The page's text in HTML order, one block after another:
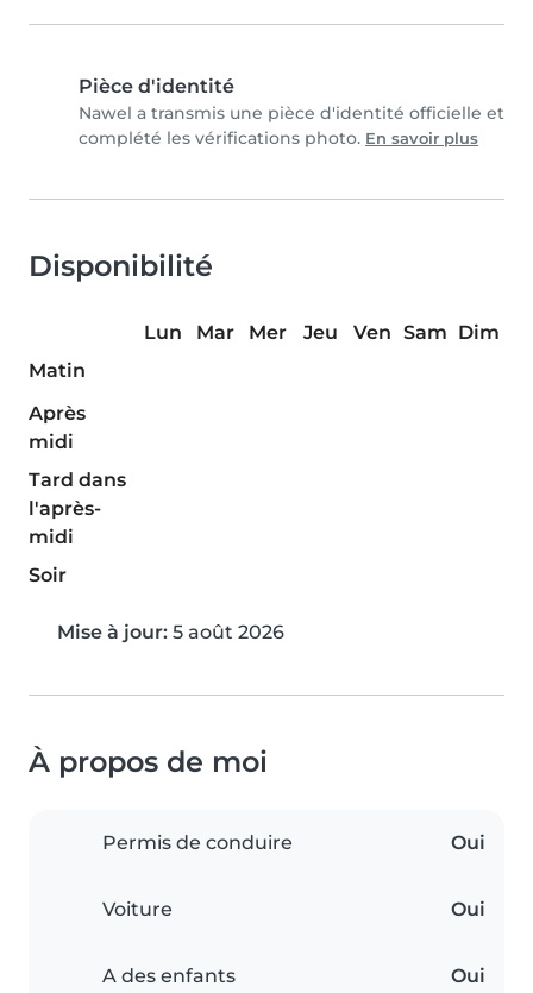
Pièce d'identité
Nawel a transmis une pièce d'identité officielle et
complété les vérifications photo. En savoir plus
Disponibilité
Lun Mar Mer Jeu Ven Sam Dim
Matin
Après
midi
Tard dans
l'après-
midi
Soir
Mise à jour: 5 août 2026
À propos de moi
Permis de conduire Oui
Voiture Oui
A des enfants Oui